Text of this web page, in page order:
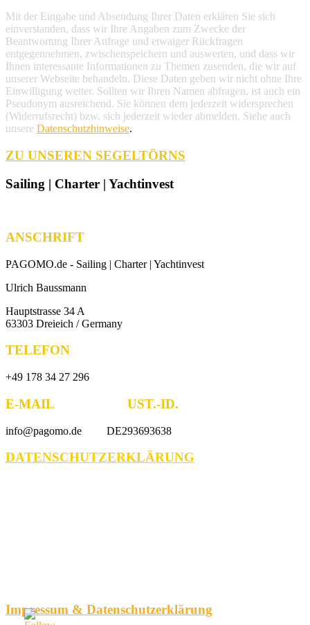
Mit der Eingabe und Absendung Ihrer Daten erklären Sie sich
einverstanden, dass wir Ihre Angaben zum Zwecke der
Beantwortung Ihrer Anfrage und etwaiger Rückfragen
entgegennehmen, zwischenspeichern und auswerten, und dass wir
Ihnen interessante Informationen zu Themen zusenden, die wir auf
unserer Webseite behandeln. Diese Daten geben wir nicht ohne Ihre
Einwilligung weiter. Sollten wir Ihren Namen abfragen, ist auch ein
Pseudonym ausreichend. Sie können dem jederzeit widersprechen
(Widerrufsrecht) bzw. sich jederzeit wieder abmelden. Siehe auch
unsere Datenschutzhinweise.
ZU UNSEREN SEGELTÖRNS
Sailing | Charter | Yachtinvest
ANSCHRIFT
PAGOMO.de - Sailing | Charter | Yachtinvest
Ulrich Baussmann
Hauptstrasse 34 A
63303 Dreieich / Germany
TELEFON
+49 178 34 27 296
E-MAIL UST.-ID.
info@pagomo.de DE293693638
DATENSCHUTZERKLÄRUNG
Impressum & Datenschutzerklärung